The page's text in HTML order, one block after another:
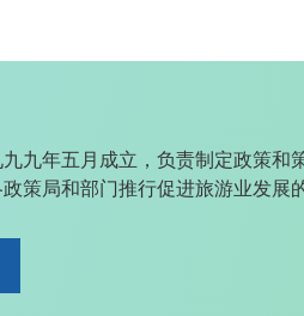
九年五月成立，负责制定政策和
策局和部门推行促进旅游业发展